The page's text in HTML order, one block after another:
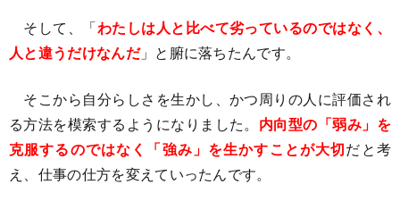
そして、「わたしは人と比べて劣っているのではなく、
人と違うだけなんだ」と腑に落ちたんです。
そこから自分らしさを生かし、かつ周りの人に評価され
る方法を模索するようになりました。 内向型の「弱み」を
克服するのではなく「強み」を生かすことが大切だと考
え、仕事の仕方を変えていったんです。